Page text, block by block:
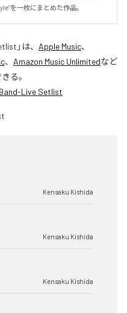
を一枚にまとめた作品。
」は、 Apple Music、
、 Amazon Music Unlimitedなど
る。
Live Setlist
Kensaku Kishida
Kensaku Kishida
Kensaku Kishida